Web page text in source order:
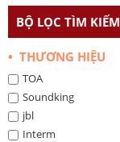
BỘ LỌC TÌM KIẾM
• THƯƠNG HIỆU
TOA
Soundking
jbl
Interm